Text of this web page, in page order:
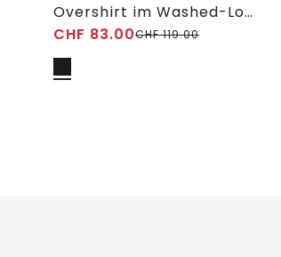
Overshirt im Washed-Look mit Taschen
CHF 83.00CHF119.00